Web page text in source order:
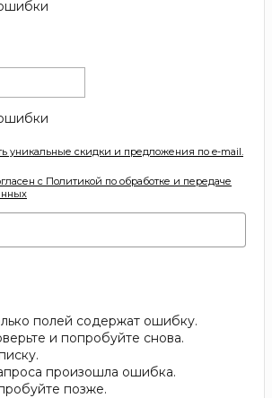
уникальные скидки и предложения по e-mail.
с Политикой по обработке и передаче
полей содержат ошибку.
и попробуйте снова.
произошла ошибка.
позже.